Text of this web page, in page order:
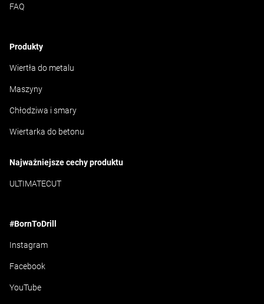
FAQ
Produkty
Wiertła do metalu
Maszyny
Chłodziwa i smary
Wiertarka do betonu
Najważniejsze cechy produktu
ULTIMATECUT
#BornToDrill
Instagram
Facebook
YouTube